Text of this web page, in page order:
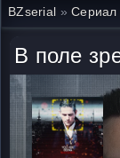
BZserial »Сериал
В поле